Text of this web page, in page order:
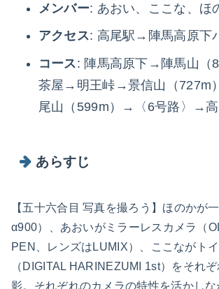
メンバー: あおい、ここな、ほ
アクセス: 高尾駅→陣馬高原下
コース: 陣馬高原下→陣馬山（
茶屋→明王峠→景信山（
尾山（599m）→〈6号路〉→高
あらすじ
【五十六合目 写真を撮ろう】ほのかが
α900）、あおいがミラーレスカメラ（
PEN、レンズはLUMIX）、ここながト
（DIGITAL HARINEZUMI 1st）をそれ
影。それぞれのカメラの特性を活かし